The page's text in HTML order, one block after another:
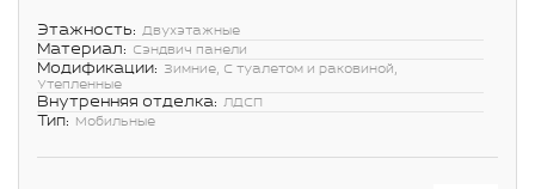
Этажность: Двухэтажные
Материал: Сэндвич панели
Модификации: Зимние, С туалетом и раковиной,
Утепленные
Внутренняя отделка: ЛДСП
Тип: Мобильные